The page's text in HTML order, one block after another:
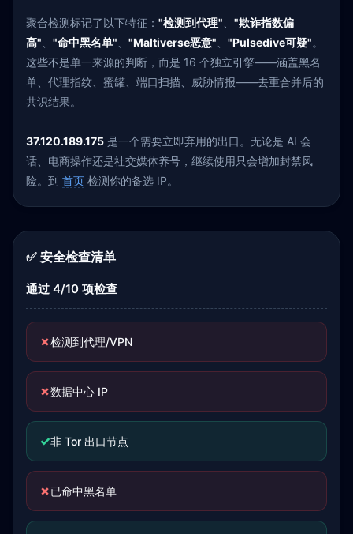
聚合检测标记了以下特征： "检测到代理"
"欺诈指数偏
高"
"命中黑名单" "Maltiverse恶意" "Pulsedive可疑"。
这些不是单一来源的判断，而是 16 个独立引擎——涵盖黑名
单、代理指纹、蜜罐、端口扫描、威胁情报——去重合并后的
共识结果。
37.120.189.175 是一个需要立即弃用的出口。无论是 AI 会
话、电商操作还是社交媒体养号，继续使用只会增加封禁风
险。到 首页 检测你的备选 IP。
✅ 安全检查清单
通过 4/10 项检查
✗检测到代理/VPN
✗数据中心 IP
✓非 Tor 出口节点
✗已命中黑名单